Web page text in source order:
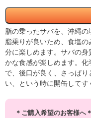
脂の乗ったサバを、沖縄の
脂乗りが良いため、食塩
分に楽しめます。サバの
かな食感が楽しめます。
で、後口が良く、さっぱ
い、という時に開缶してす
＊ご購入希望のお客様へ＊